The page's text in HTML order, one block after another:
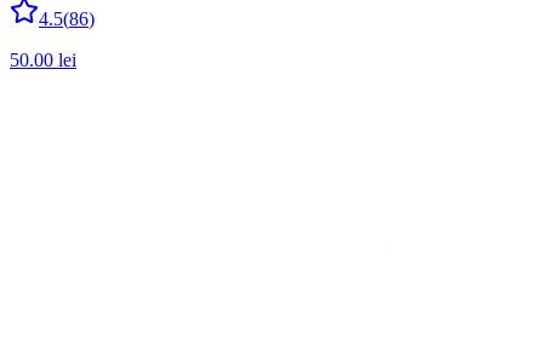
4.5(86)
50.00 lei